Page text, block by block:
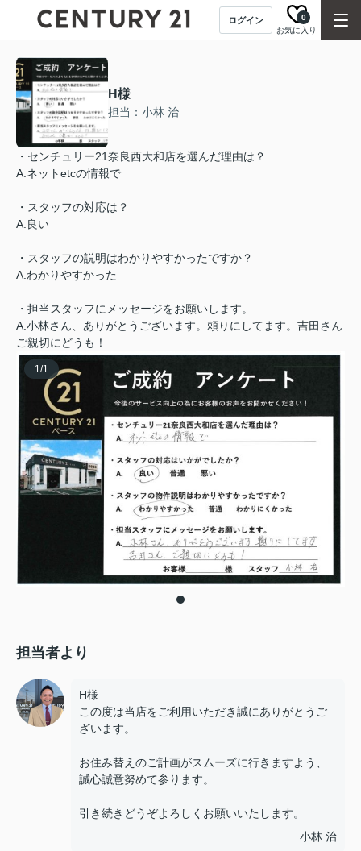
ログイン
お気に入り
0
H様
担当：小林 治
・センチュリー21奈良西大和店を選んだ理由は？
A.ネットetcの情報で
・スタッフの対応は？
A.良い
・スタッフの説明はわかりやすかったですか？
A.わかりやすかった
・担当スタッフにメッセージをお願いします。
A.小林さん、ありがとうございます。頼りにしてます。吉田さん
ご親切にどうも！
1/1
担当者より
H様
この度は当店をご利用いただき誠にありがとうご
ざいます。
お住み替えのご計画がスムーズに行きますよう、
誠心誠意努めて参ります。
引き続きどうぞよろしくお願いいたします。
小林 治